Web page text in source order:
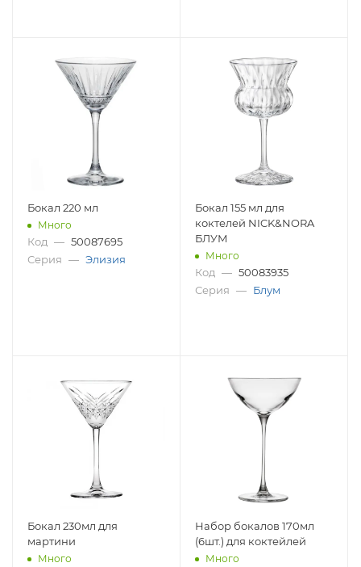
Бокал 220 мл
Много
Код — 50087695
Серия — Элизия
Бокал 155 мл для
коктелей NICK&NORA
БЛУМ
Много
Код — 50083935
Серия — Блум
Бокал 230мл для
мартини
Много
Набор бокалов 170мл
(6шт.) для коктейлей
Много